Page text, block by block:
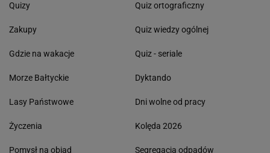
Quizy
Zakupy
Gdzie na wakacje
Morze Bałtyckie
Lasy Państwowe
Życzenia
Pomysł na obiad
Quiz ortograficzny
Quiz wiedzy ogólnej
Quiz - seriale
Dyktando
Dni wolne od pracy
Kolęda 2026
Segregacja odpadów